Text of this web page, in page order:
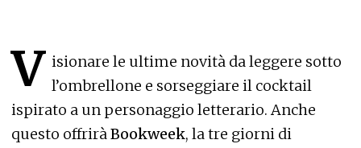
V isionare le ultime novità da leggere sotto
l’ombrellone e sorseggiare il cocktail
ispirato a un personaggio letterario. Anche
questo offriràBookweek, la tre giorni di